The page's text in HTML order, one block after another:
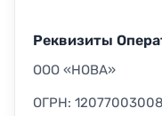
Реквизиты
ООО «НОВА»
ОГРН: